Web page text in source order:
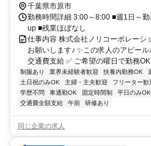
千葉県市原市
勤務時間詳細 3:00～8:00 ■週1日～
up ■残業ほぼなし
仕事内容 株式会社ノリコーポレーシ
お願いします♪ ✨この求人のアピー
交通費支給 ✅ ご希望の曜日で勤務OK
制服あり 業界未経験者歓迎 扶養内勤務OK
土日祝のみOK
主婦・主夫歓迎 フリーター歓
学歴不問
車通勤OK 固定時間制 平日のみOK
交通費全額支給
午前 研修あり
同じ企業の求人